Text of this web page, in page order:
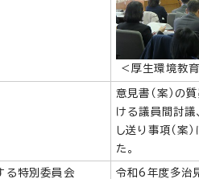
＜厚生環境教
意見書（案）の
ける議員間討議
し送り事項（案
た。
る特別委員会
令和6年度多治